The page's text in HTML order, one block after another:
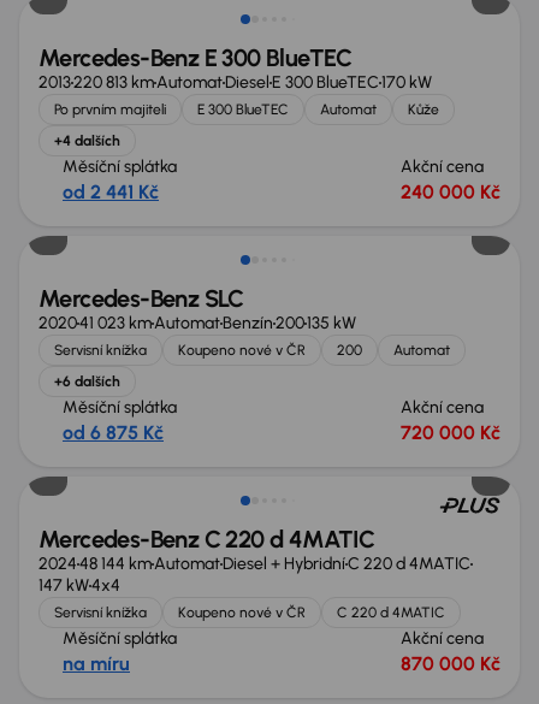
Mercedes-Benz E 300 BlueTEC
2013220 813 kmAutomatDiesel E 300 BlueTEC170 kW
Po prvním majiteli E 300 BlueTEC Automat
Kůže
+4 dalších
Měsíční splátka
od 2 441 Kč
Akční cena
240 000 Kč
Zlevněno o 100 000 Kč
Mercedes-Benz SLC
202041 023 kmAutomatBenzín200135 kW
Servisní knížka Koupeno nové v ČR 200
Automat
+6 dalších
Měsíční splátka
od 6 875 Kč
Akční cena
720 000 Kč
Zlevněno o 50 000 Kč
Mercedes-Benz C 220 d 4MATIC
202448 144 kmAutomatDiesel + HybridníC 220 d 4MATIC
147 kW4x4
Servisní knížka Koupeno nové v ČR C 220 d 4MATIC
Měsíční splátka
na míru
Akční cena
870 000 Kč
Možnost odpočtu DPH